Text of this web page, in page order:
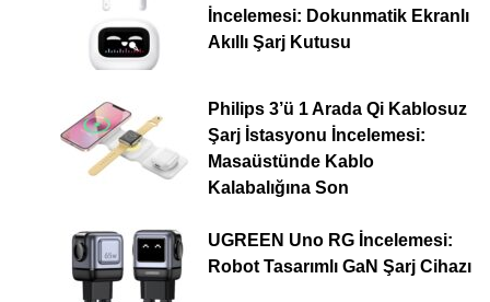
İncelemesi: Dokunmatik Ekranlı
Akıllı Şarj Kutusu
Philips 3’ü 1 Arada Qi Kablosuz
Şarj İstasyonu İncelemesi:
Masaüstünde Kablo
Kalabalığına Son
UGREEN Uno RG İncelemesi:
Robot Tasarımlı GaN Şarj Cihazı